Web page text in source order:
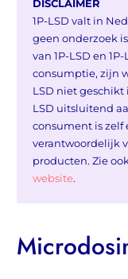
DISCLAIMER
1P-LSD valt in
geen onderzoek
van 1P-LSD en
consumptie, zijn
LSD niet geschikt
LSD uitsluitend
consument is zelf
verantwoordelijk
producten. Zie
website.